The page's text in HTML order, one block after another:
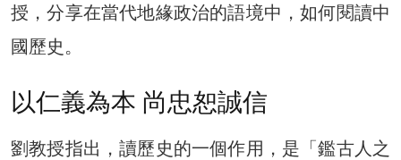
授，分享在當代地緣政治的語境中，如何閱讀中
國歷史。
以仁義為本 尚忠恕誠信
劉教授指出，讀歷史的一個作用，是「鑑古人之